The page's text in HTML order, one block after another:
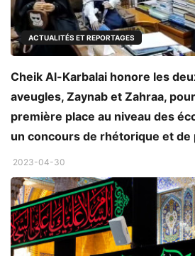
ACTUALITÉS ET REPORTAGES
Cheik Al-Karbalai honore les
aveugles, Zaynab et Zahraa,
première place au niveau des
un concours de rhétorique et de
2023-04-30